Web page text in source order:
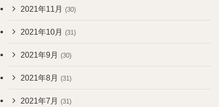
2021年11月 (30)
2021年10月 (31)
2021年9月 (30)
2021年8月 (31)
2021年7月 (31)